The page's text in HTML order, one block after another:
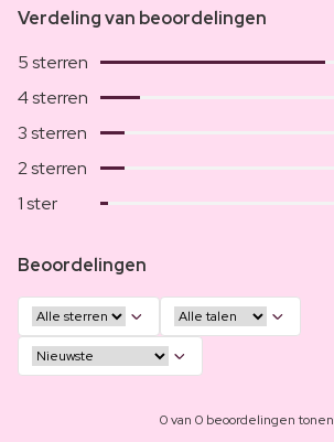
Verdeling van beoordelingen
5 sterren
4 sterren
3 sterren
2 sterren
1 ster
Beoordelingen
0 van 0 beoordelingen tonen